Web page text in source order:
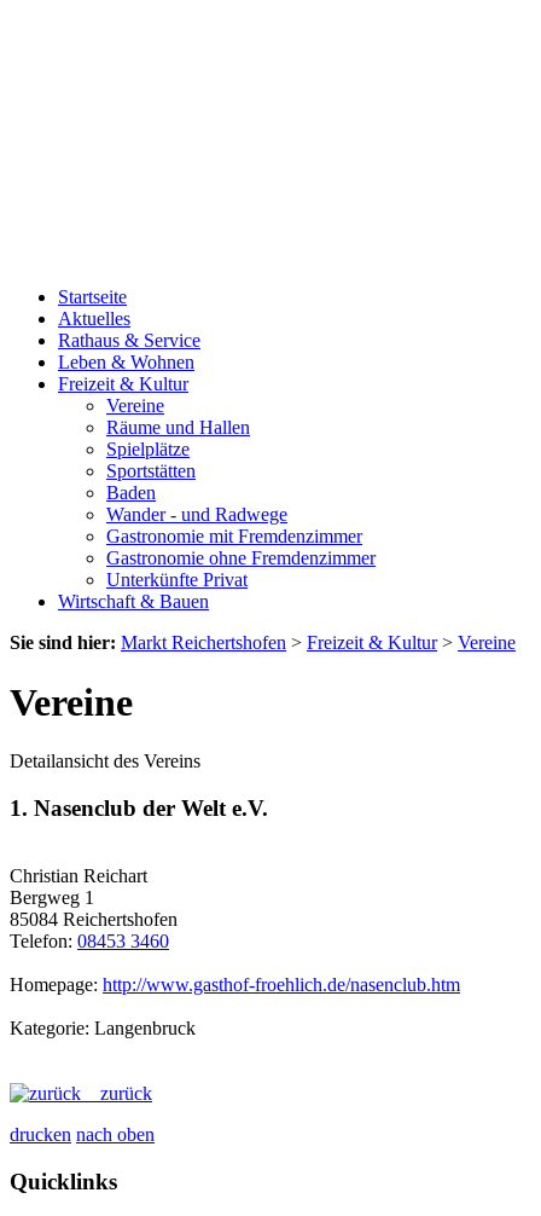
Startseite
Aktuelles
Rathaus & Service
Leben & Wohnen
Freizeit & Kultur
Vereine
Räume und Hallen
Spielplätze
Sportstätten
Baden
Wander - und Radwege
Gastronomie mit Fremdenzimmer
Gastronomie ohne Fremdenzimmer
Unterkünfte Privat
Wirtschaft & Bauen
Sie sind hier: Markt Reichertshofen > Freizeit & Kultur> Vereine
Vereine
Detailansicht des Vereins
1. Nasenclub der Welt e.V.
Christian Reichart
Bergweg 1
85084 Reichertshofen
Telefon: 08453 3460
Homepage: http://www.gasthof-froehlich.de/nasenclub.htm
Kategorie: Langenbruck
zurück
drucken nach oben
Quicklinks